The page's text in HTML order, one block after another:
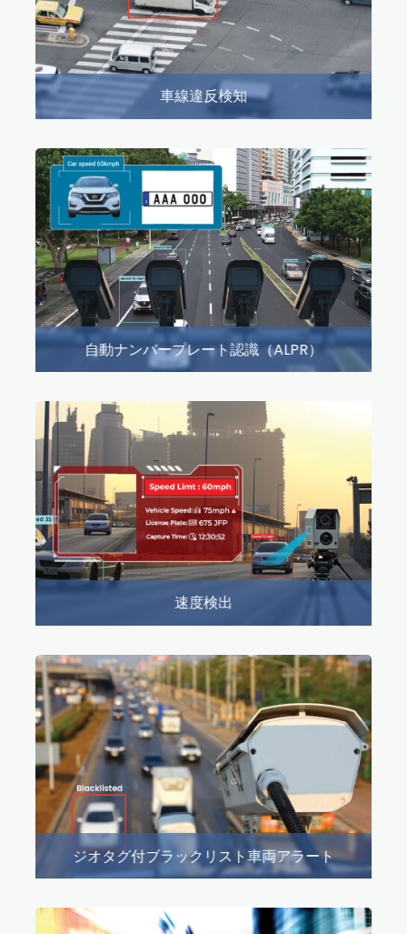
車線違反検知
自動ナンバープレート認識（ALPR）
速度検出
ジオタグ付ブラックリスト車両アラート